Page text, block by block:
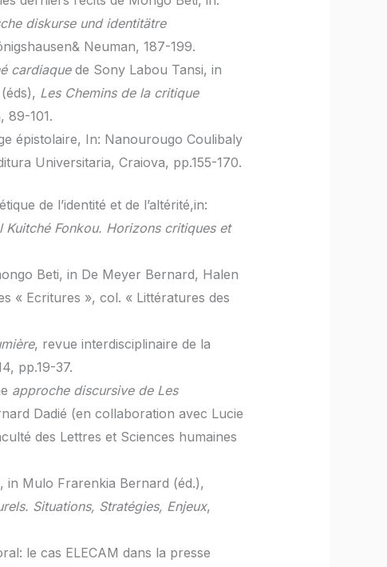
diskurse und identitätre
Neuman, 187-199.
cardiaquede Sony Labou Tansi, in
Les Chemins de la critique
89-101.
épistolaire, In: Nanourougo Coulibaly
Universitaria, Craiova, pp.155-170.
de l’identité et de l’altérité,in:
Fonkou. Horizons critiques et
Beti, in De Meyer Bernard, Halen
« Ecritures », col. « Littératures des
, revue interdisciplinaire de la
pp.19-37.
approche discursive de Les
Dadié (en collaboration avec Lucie
des Lettres et Sciences humaines
in Mulo Frarenkia Bernard (éd.),
Situations, Stratégies, Enjeux,
le cas ELECAM dans la presse